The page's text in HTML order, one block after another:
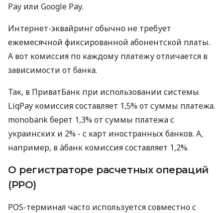
Pay или Google Pay.
Интернет-эквайринг обычно не требует
ежемесячной фиксированной абонентской платы.
А вот комиссия по каждому платежу отличается в
зависимости от банка.
Так, в ПриватБанк при использовании системы
LiqPay комиссия составляет 1,5% от суммы платежа.
monobank берет 1,3% от суммы платежа с
украинских и 2% - с карт иностранных банков. А,
например, в àбанк комиссия составляет 1,2%.
О регистраторе расчетных операций
(РРО)
POS-терминал часто используется совместно с